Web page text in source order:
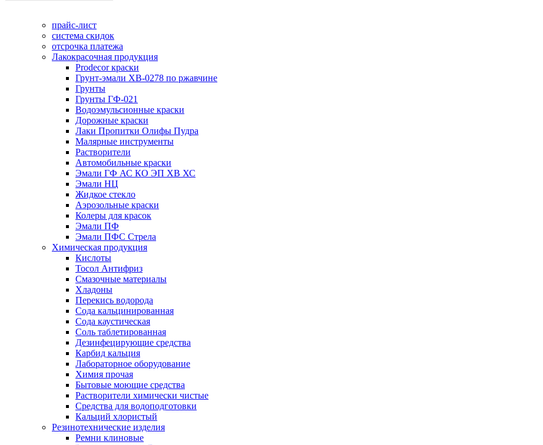
прайс-лист
система скидок
отсрочка платежа
Лакокрасочная продукция
Prodecor краски
Грунт-эмали ХВ-0278 по ржавчине
Грунты
Грунты ГФ-021
Водоэмульсионные краски
Дорожные краски
Лаки Пропитки Олифы Пудра
Малярные инструменты
Растворители
Автомобильные краски
Эмали ГФ АС КО ЭП ХВ ХС
Эмали НЦ
Жидкое стекло
Аэрозольные краски
Колеры для красок
Эмали ПФ
Эмали ПФС Стрела
Химическая продукция
Кислоты
Тосол Антифриз
Смазочные материалы
Хладоны
Перекись водорода
Сода кальцинированная
Сода каустическая
Соль таблетированная
Дезинфецирующие средства
Карбид кальция
Лабораторное оборудование
Химия прочая
Бытовые моющие средства
Растворители химически чистые
Средства для водоподготовки
Кальций хлористый
Резинотехнические изделия
Ремни клиновые